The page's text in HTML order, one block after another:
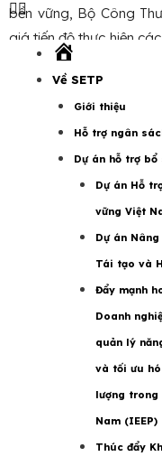
Về SETP
Giới thiệu
Hỗ trợ ngân
Dự án hỗ trợ bổ
Dự án Hỗ
vững Việt
Dự án
Tái tạo và
Đẩy mạnh
Doanh
quản lý
và tối ưu
lượng trong
Nam (IEEP)
Thúc đẩy
bền vững, Bộ Công
giá tiến độ thực hiện
qua kế hoạch thực hiện
Bà Kristina Bünde
thiện khung quy định
pháp tiết kiệm năng
nghiệp. Dự án
Chương trình quốc
hiệu quả (VNEEP3)
thải ròng bằng không
“Cuộc họp Ban Điều
trong cơ cấu quản lý
hiện, thảo luận và
các hoạt động triển